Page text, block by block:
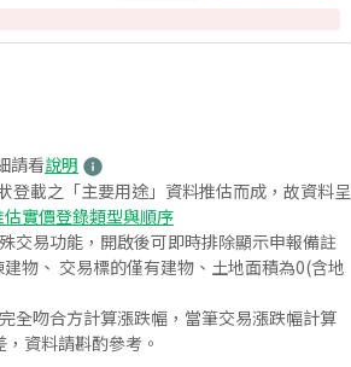
請看說明
登載之「主要用途」資料推估而成，故資料呈
實價登錄類型與順序
交易功能，開啟後可即時排除顯示申報備註
物、 交易標的僅有建物、土地面積為0(含地
全吻合方計算漲跌幅，當筆交易漲跌幅計算
資料請斟酌參考。